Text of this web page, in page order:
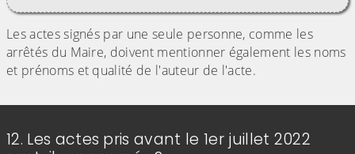
Les actes signés par une seule personne, comme les
arrêtés du Maire, doivent mentionner également les noms
et prénoms et qualité de l'auteur de l'acte.
12. Les actes pris avant le 1er juillet 2022